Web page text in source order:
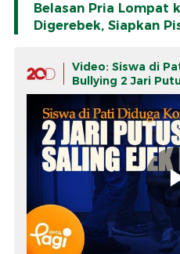
Belasan Pria Lompat
Digerebek, Siapkan
Video: Siswa di
Bullying 2 Jari
Nama Ortu